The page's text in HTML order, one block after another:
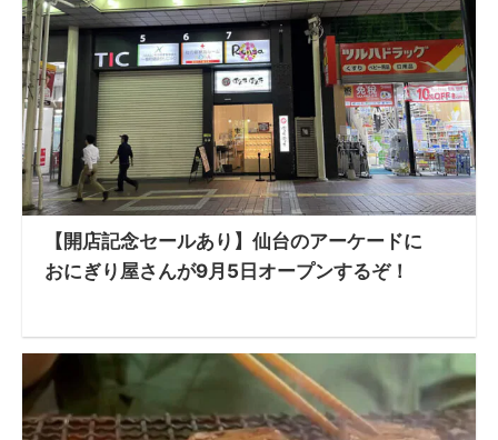
【開店記念セールあり】仙台のアーケードに
おにぎり屋さんが9月5日オープンするぞ！